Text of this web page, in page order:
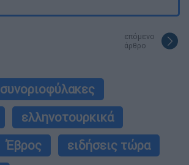
επόμενο
άρθρο
συνοριοφύλακες
ελληνοτουρκικά
Έβρος
ειδήσεις τώρα